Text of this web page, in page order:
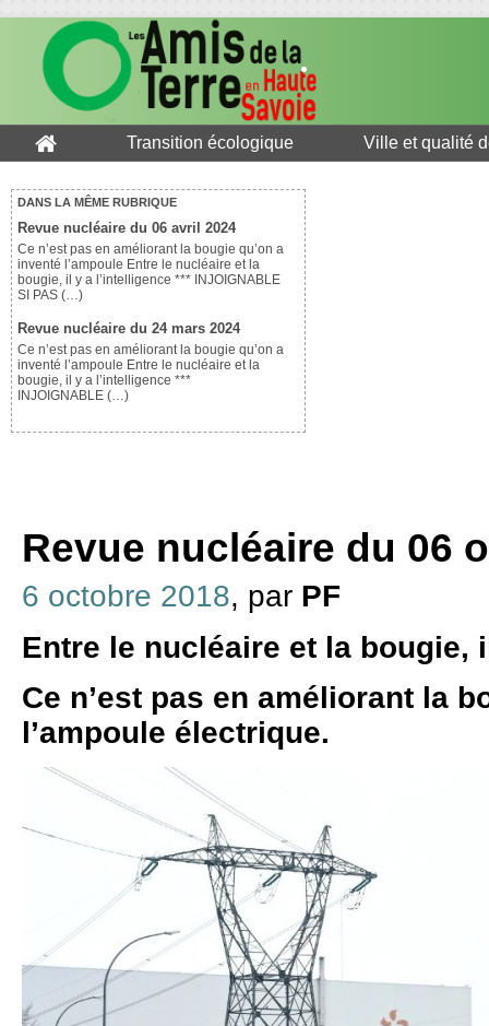
Transition écologique Ville et qualité
DANS LA MÊME RUBRIQUE
Revue nucléaire du 06 avril 2024
Ce n’est pas en améliorant la bougie qu’on a
inventé l’ampoule Entre le nucléaire et la
bougie, il y a l’intelligence *** INJOIGNABLE
SI PAS (…)
Revue nucléaire du 24 mars 2024
Ce n’est pas en améliorant la bougie qu’on a
inventé l’ampoule Entre le nucléaire et la
bougie, il y a l’intelligence ***
INJOIGNABLE (…)
Revue nucléaire du 06
6 octobre 2018, par PF
Entre le nucléaire et la bougie,
Ce n’est pas en améliorant la
l’ampoule électrique.